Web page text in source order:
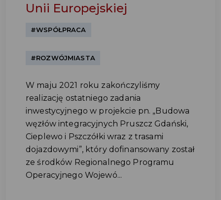
Unii Europejskiej
#WSPÓŁPRACA
#ROZWÓJMIASTA
W maju 2021 roku zakończyliśmy
realizację ostatniego zadania
inwestycyjnego w projekcie pn. „Budowa
węzłów integracyjnych Pruszcz Gdański,
Cieplewo i Pszczółki wraz z trasami
dojazdowymi”, który dofinansowany został
ze środków Regionalnego Programu
Operacyjnego Wojewó...